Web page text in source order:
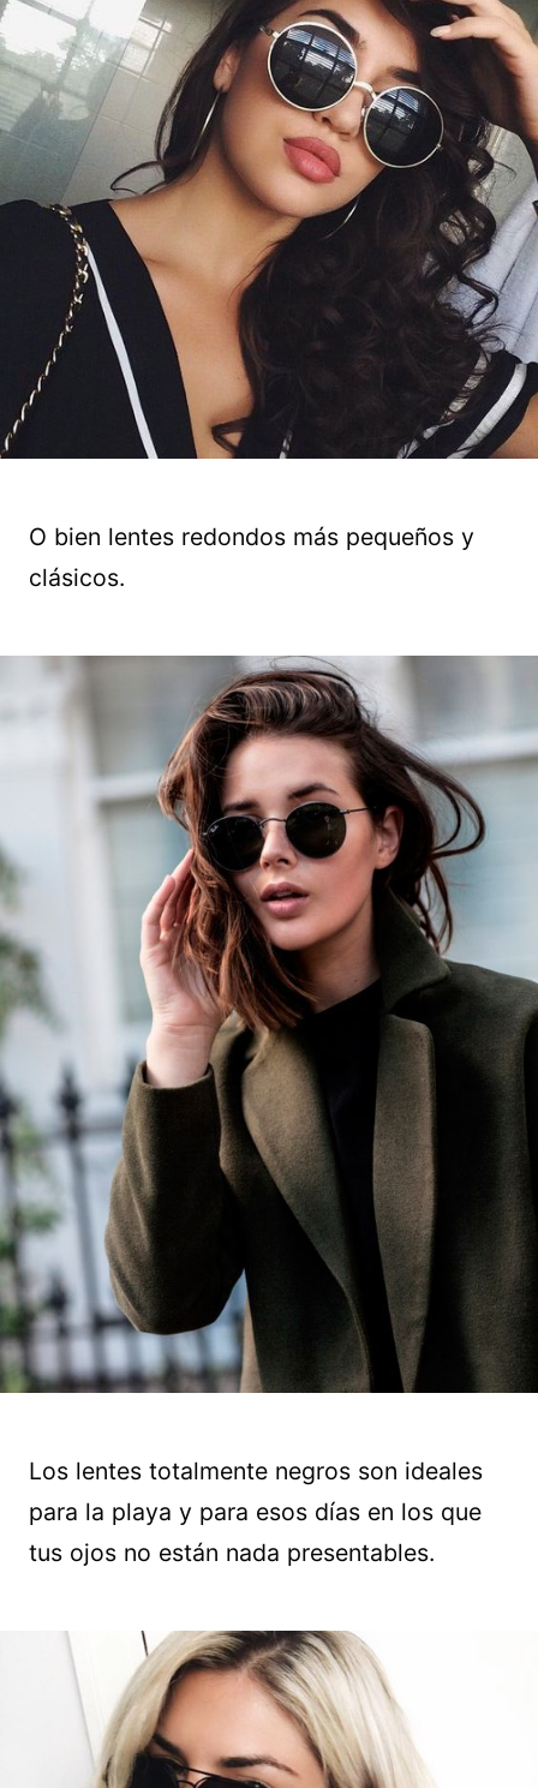
O bien lentes redondos más pequeños y
clásicos.
Los lentes totalmente negros son ideales
para la playa y para esos días en los que
tus ojos no están nada presentables.